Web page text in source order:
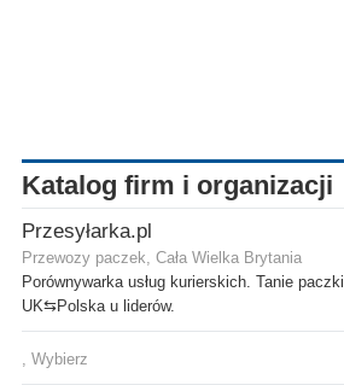
Katalog firm i organizacji
Przesyłarka.pl
Przewozy paczek, Cała Wielka Brytania
Porównywarka usług kurierskich. Tanie paczki
UK⇆Polska u liderów.
, Wybierz